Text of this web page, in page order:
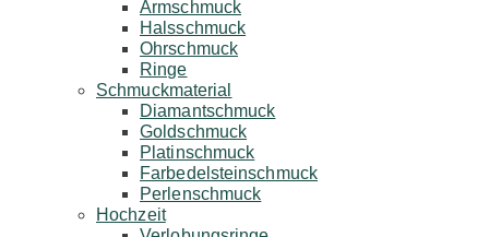
Armschmuck
Halsschmuck
Ohrschmuck
Ringe
Schmuckmaterial
Diamantschmuck
Goldschmuck
Platinschmuck
Farbedelsteinschmuck
Perlenschmuck
Hochzeit